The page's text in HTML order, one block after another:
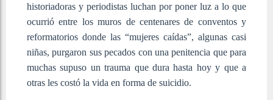
historiadoras y periodistas luchan por poner luz a lo que
ocurrió entre los muros de centenares de conventos y
reformatorios donde las “mujeres caídas”, algunas casi
niñas, purgaron sus pecados con una penitencia que para
muchas supuso un trauma que dura hasta hoy y que a
otras les costó la vida en forma de suicidio.